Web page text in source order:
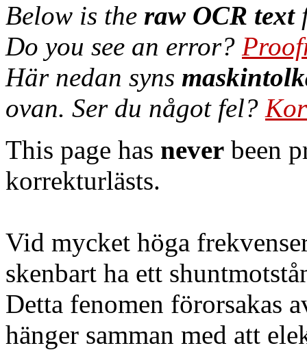
Below is the raw OCR text
Do you see an error?
Här nedan syns
ovan. Ser du något fel?
This page has never been
korrekturlästs.
Vid mycket höga
skenbart ha ett
Detta fenomen förorsakas
hänger samman med att